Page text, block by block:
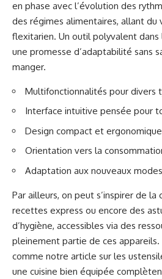
en phase avec l’évolution des
des régimes alimentaires, allant du
flexitarien. Un outil polyvalent dans
une promesse d’adaptabilité sans
manger.
Multifonctionnalités pour divers
Interface intuitive pensée pour
Design compact et ergonomique
Orientation vers la
Adaptation aux nouveaux
Par ailleurs, on peut s’inspirer de la
recettes express ou encore des
d’hygiène, accessibles via des
pleinement partie de ces appareils.
comme notre article sur les
une cuisine bien équipée